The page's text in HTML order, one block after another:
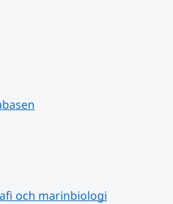
och marinbiologi